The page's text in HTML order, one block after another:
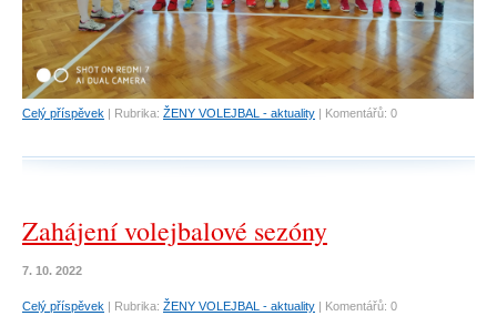
Celý příspěvek | Rubrika: ŽENY VOLEJBAL - aktuality | Komentářů: 0
Zahájení volejbalové sezóny
7. 10. 2022
Celý příspěvek | Rubrika: ŽENY VOLEJBAL - aktuality | Komentářů: 0